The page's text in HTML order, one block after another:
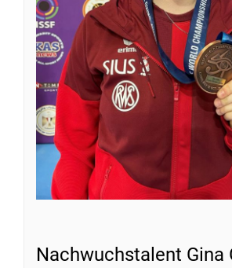
Nachwuchstalent Gina